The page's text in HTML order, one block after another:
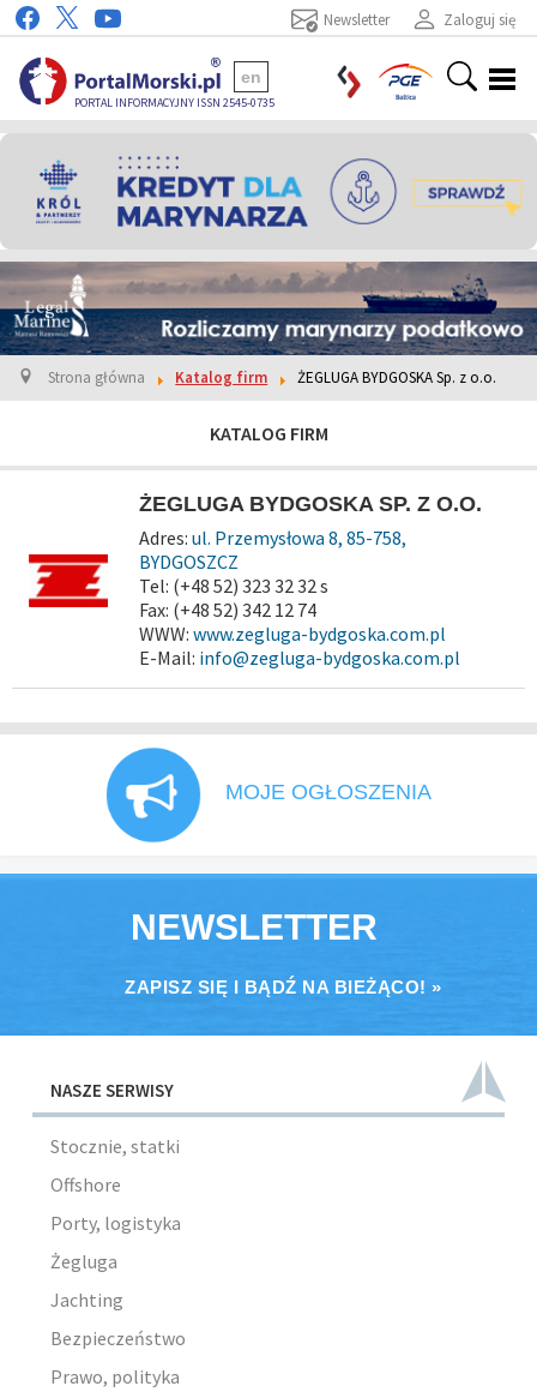
Zaloguj się
Newsletter
PORTAL INFORMACYJNY ISSN 2545-0735
en
Strona główna Katalog firm ŻEGLUGA BYDGOSKA Sp. z o.o.
KATALOG FIRM
ŻEGLUGA BYDGOSKA SP. Z O.O.
Adres: ul. Przemysłowa 8, 85-758,
BYDGOSZCZ
Tel: (+48 52) 323 32 32 s
Fax: (+48 52) 342 12 74
WWW: www.zegluga-bydgoska.com.pl
E-Mail: info@zegluga-bydgoska.com.pl
MOJE OGŁOSZENIA
NEWSLETTER
ZAPISZ SIĘ I BĄDŹ NA BIEŻĄCO! »
NASZE SERWISY
Stocznie, statki
Offshore
Porty, logistyka
Żegluga
Jachting
Bezpieczeństwo
Prawo, polityka